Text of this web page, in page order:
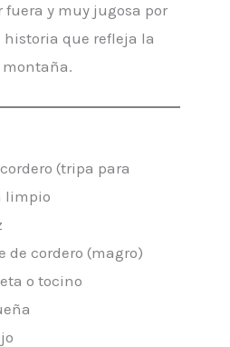
y muy jugosa por
que refleja la
(tripa para
limpio
de cordero (magro)
o tocino